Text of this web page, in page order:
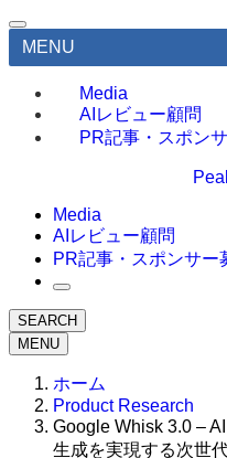
MENU
Media
AIレビュー顧問
PR記事・スポン
Media
AIレビュー顧問
PR記事・スポンサー
SEARCH
MENU
ホーム
Product Research
Google Whisk 3.0 –
生成を実現する次世